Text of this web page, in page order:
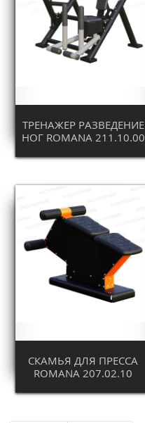
ТРЕНАЖЕР РАЗВЕДЕНИЕ
НОГ ROMANA 211.10.00
СКАМЬЯ ДЛЯ ПРЕССА
ROMANA 207.02.10